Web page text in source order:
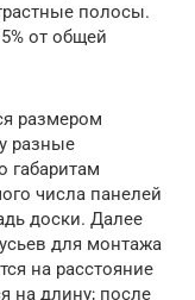
полосы.
от общей
размером
разные
габаритам
числа панелей
доски. Далее
для монтажа
на расстояние
на длину; после